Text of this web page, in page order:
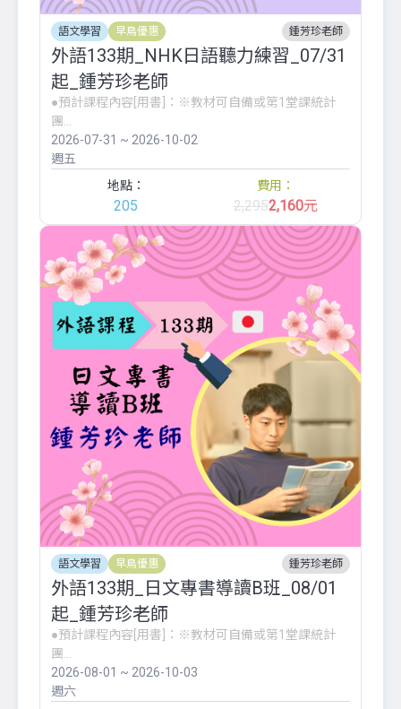
語文學習 早鳥優惠 鍾芳珍老師
外語133期_NHK日語聽力練習_07/31
起_鍾芳珍老師
●預計課程內容[用書]：※教材可自備或第1堂課統計
團...
2026-07-31 ~ 2026-10-02
週五
地點：
205
費用：
2,2952,160元
語文學習 早鳥優惠 鍾芳珍老師
外語133期_日文專書導讀B班_08/01
起_鍾芳珍老師
●預計課程內容[用書]：※教材可自備或第1堂課統計
團...
2026-08-01 ~ 2026-10-03
週六